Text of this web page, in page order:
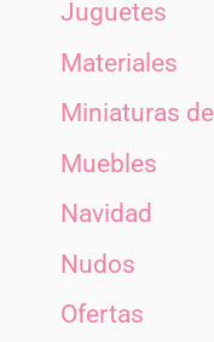
Juguetes
Materiales
Miniaturas
Muebles
Navidad
Nudos
Ofertas